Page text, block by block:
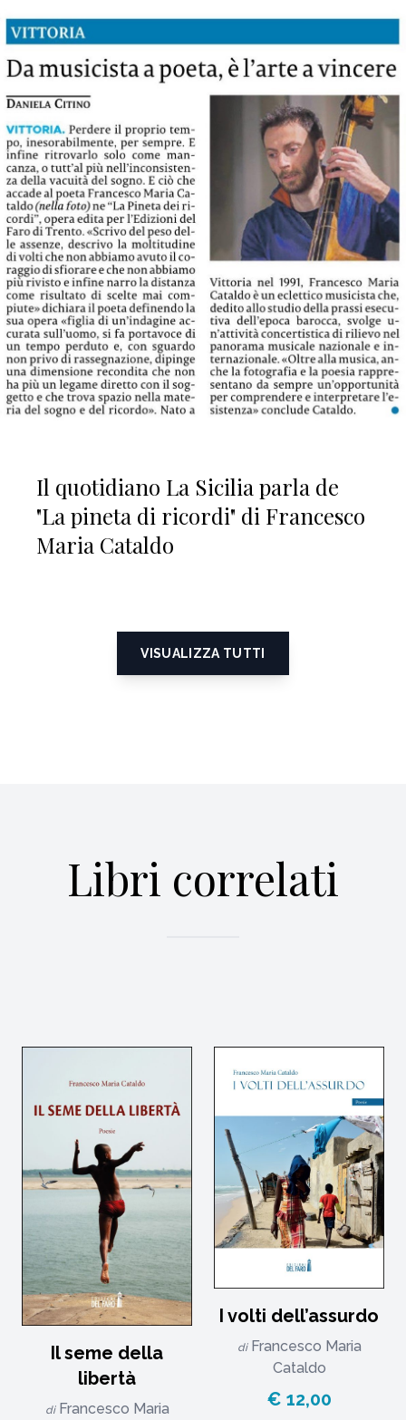
Il quotidiano La Sicilia parla de
"La pineta di ricordi" di Francesco
Maria Cataldo
VISUALIZZA TUTTI
Libri correlati
Il seme della
libertà
di Francesco Maria
I volti dell’assurdo
di Francesco Maria
Cataldo
€ 12,00